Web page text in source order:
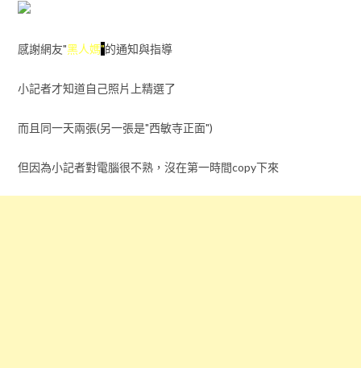
感謝網友"黑人媽"的通知與指導
小記者才知道自己照片上精選了
而且同一天兩張(另一張是"西敏寺正面")
但因為小記者對電腦很不熟，沒在第一時間copy下來